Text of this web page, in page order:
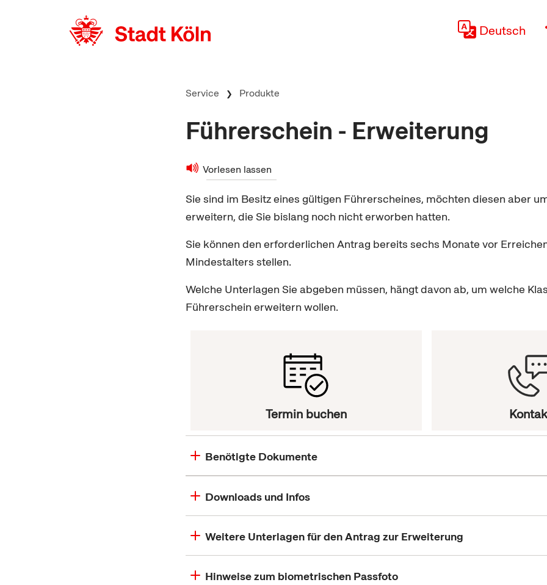
Deutsch
Service Produkte
Führerschein - Erweiterung
Vorlesen lassen
Sie sind im Besitz eines gültigen Führerscheines, möchten diesen aber
erweitern, die Sie bislang noch nicht erworben hatten.
Sie können den erforderlichen Antrag bereits sechs Monate vor
Mindestalters stellen.
Welche Unterlagen Sie abgeben müssen, hängt davon ab, um welche
Führerschein erweitern wollen.
Termin buchen
Benötigte Dokumente
Downloads und Infos
Weitere Unterlagen für den Antrag zur Erweiterung
Hinweise zum biometrischen Passfoto